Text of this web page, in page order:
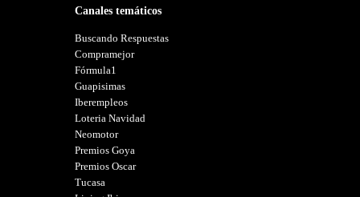
Canales temáticos
Buscando Respuestas
Compramejor
Fórmula1
Guapisimas
Iberempleos
Loteria Navidad
Neomotor
Premios Goya
Premios Oscar
Tucasa